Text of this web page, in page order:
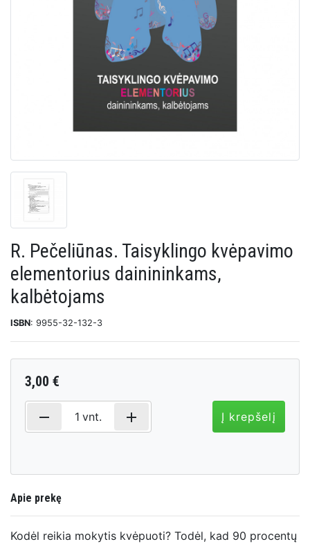
R. Pečeliūnas. Taisyklingo kvėpavimo
elementorius dainininkams,
kalbėtojams
ISBN: 9955-32-132-3
3,00 €
remove 1 vnt. add Į krepšelį
Apie prekę
Kodėl reikia mokytis kvėpuoti? Todėl, kad 90 procentų